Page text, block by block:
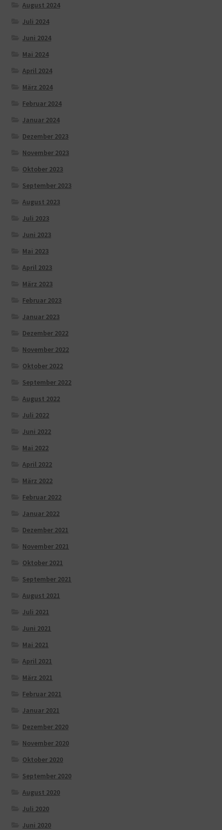
August 2024
Juli 2024
Juni 2024
Mai 2024
April 2024
März 2024
Februar 2024
Januar 2024
Dezember 2023
November 2023
Oktober 2023
September 2023
August 2023
Juli 2023
Juni 2023
Mai 2023
April 2023
März 2023
Februar 2023
Januar 2023
Dezember 2022
November 2022
Oktober 2022
September 2022
August 2022
Juli 2022
Juni 2022
Mai 2022
April 2022
März 2022
Februar 2022
Januar 2022
Dezember 2021
November 2021
Oktober 2021
September 2021
August 2021
Juli 2021
Juni 2021
Mai 2021
April 2021
März 2021
Februar 2021
Januar 2021
Dezember 2020
November 2020
Oktober 2020
September 2020
August 2020
Juli 2020
Juni 2020